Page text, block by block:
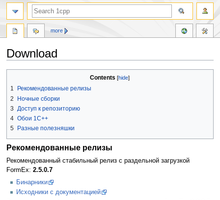
Download
navigation
search
Contents
1
Рекомендованные релизы
2
Ночные сборки
3
Доступ к репозиторию
4 Обои 1С++
5
Разные полезняшки
Рекомендованные релизы
Рекомендованный стабильный релиз с раздельной загрузкой
FormEx: 2.5.0.7
Бинарники
Исходники с документацией
more